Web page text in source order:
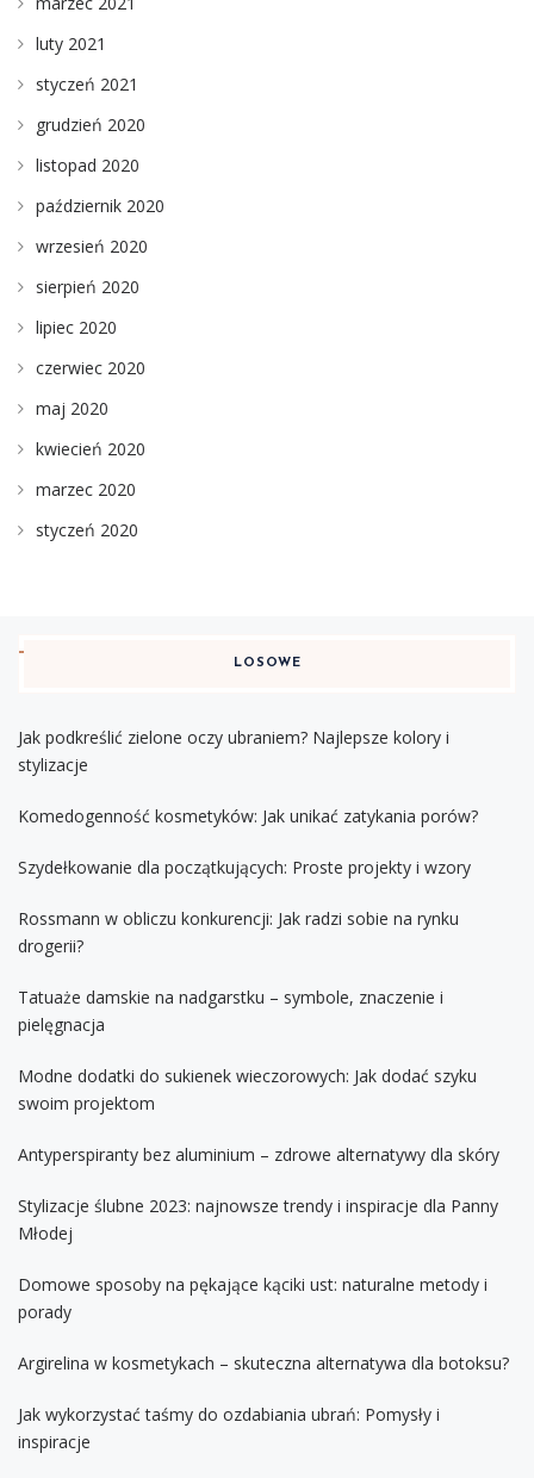
luty 2021
styczeń 2021
grudzień 2020
listopad 2020
październik 2020
wrzesień 2020
sierpień 2020
lipiec 2020
czerwiec 2020
maj 2020
kwiecień 2020
marzec 2020
styczeń 2020
LOSOWE
Jak podkreślić zielone oczy ubraniem? Najlepsze kolory i
stylizacje
Komedogenność kosmetyków: Jak unikać zatykania porów?
Szydełkowanie dla początkujących: Proste projekty i wzory
Rossmann w obliczu konkurencji: Jak radzi sobie na rynku
drogerii?
Tatuaże damskie na nadgarstku – symbole, znaczenie i
pielęgnacja
Modne dodatki do sukienek wieczorowych: Jak dodać szyku
swoim projektom
Antyperspiranty bez aluminium – zdrowe alternatywy dla skóry
Stylizacje ślubne 2023: najnowsze trendy i inspiracje dla Panny
Młodej
Domowe sposoby na pękające kąciki ust: naturalne metody i
porady
Argirelina w kosmetykach – skuteczna alternatywa dla botoksu?
Jak wykorzystać taśmy do ozdabiania ubrań: Pomysły i
inspiracje